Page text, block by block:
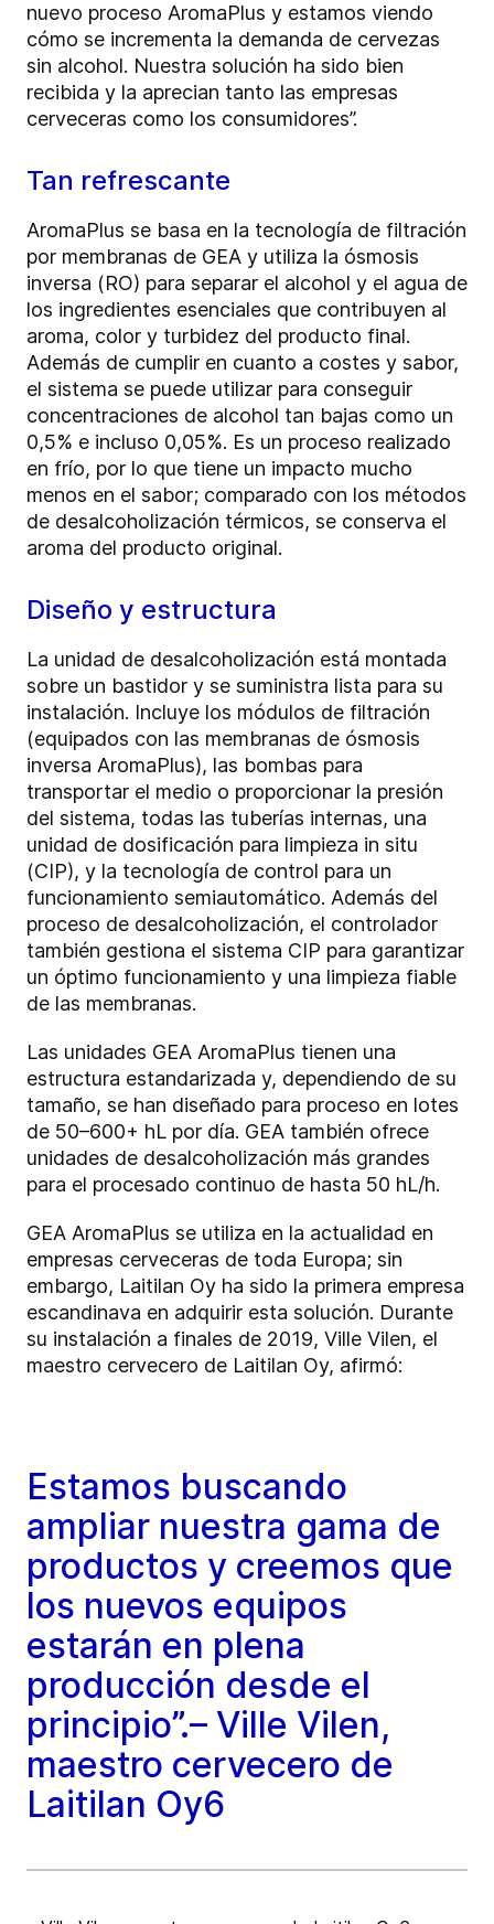
nuevo proceso AromaPlus y estamos viendo
cómo se incrementa la demanda de cervezas
sin alcohol. Nuestra solución ha sido bien
recibida y la aprecian tanto las empresas
cerveceras como los consumidores”.
Tan refrescante
AromaPlus se basa en la tecnología de filtración
por membranas de GEA y utiliza la ósmosis
inversa (RO) para separar el alcohol y el agua de
los ingredientes esenciales que contribuyen al
aroma, color y turbidez del producto final.
Además de cumplir en cuanto a costes y sabor,
el sistema se puede utilizar para conseguir
concentraciones de alcohol tan bajas como un
0,5% e incluso 0,05%. Es un proceso realizado
en frío, por lo que tiene un impacto mucho
menos en el sabor; comparado con los métodos
de desalcoholización térmicos, se conserva el
aroma del producto original.
Diseño y estructura
La unidad de desalcoholización está montada
sobre un bastidor y se suministra lista para su
instalación. Incluye los módulos de filtración
(equipados con las membranas de ósmosis
inversa AromaPlus), las bombas para
transportar el medio o proporcionar la presión
del sistema, todas las tuberías internas, una
unidad de dosificación para limpieza in situ
(CIP), y la tecnología de control para un
funcionamiento semiautomático. Además del
proceso de desalcoholización, el controlador
también gestiona el sistema CIP para garantizar
un óptimo funcionamiento y una limpieza fiable
de las membranas.
Las unidades GEA AromaPlus tienen una
estructura estandarizada y, dependiendo de su
tamaño, se han diseñado para proceso en lotes
de 50–600+ hL por día. GEA también ofrece
unidades de desalcoholización más grandes
para el procesado continuo de hasta 50 hL/h.
GEA AromaPlus se utiliza en la actualidad en
empresas cerveceras de toda Europa; sin
embargo, Laitilan Oy ha sido la primera empresa
escandinava en adquirir esta solución. Durante
su instalación a finales de 2019, Ville Vilen, el
maestro cervecero de Laitilan Oy, afirmó:
Estamos buscando
ampliar nuestra gama de
productos y creemos que
los nuevos equipos
estarán en plena
producción desde el
principio”.– Ville Vilen,
maestro cervecero de
Laitilan Oy6